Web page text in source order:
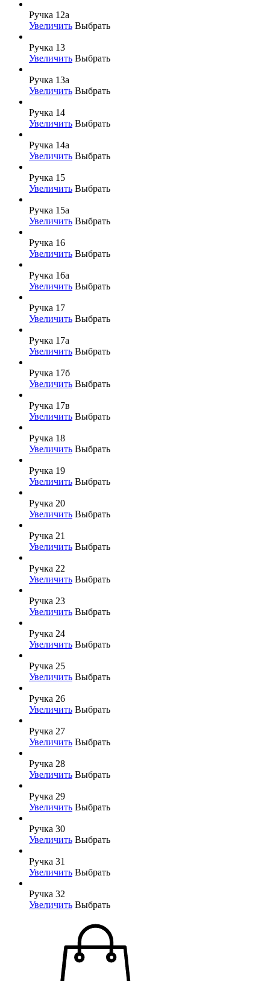
Ручка 12а
Увеличить Выбрать
Ручка 13
Увеличить Выбрать
Ручка 13а
Увеличить Выбрать
Ручка 14
Увеличить Выбрать
Ручка 14а
Увеличить Выбрать
Ручка 15
Увеличить Выбрать
Ручка 15а
Увеличить Выбрать
Ручка 16
Увеличить Выбрать
Ручка 16а
Увеличить Выбрать
Ручка 17
Увеличить Выбрать
Ручка 17а
Увеличить Выбрать
Ручка 17б
Увеличить Выбрать
Ручка 17в
Увеличить Выбрать
Ручка 18
Увеличить Выбрать
Ручка 19
Увеличить Выбрать
Ручка 20
Увеличить Выбрать
Ручка 21
Увеличить Выбрать
Ручка 22
Увеличить Выбрать
Ручка 23
Увеличить Выбрать
Ручка 24
Увеличить Выбрать
Ручка 25
Увеличить Выбрать
Ручка 26
Увеличить Выбрать
Ручка 27
Увеличить Выбрать
Ручка 28
Увеличить Выбрать
Ручка 29
Увеличить Выбрать
Ручка 30
Увеличить Выбрать
Ручка 31
Увеличить Выбрать
Ручка 32
Увеличить Выбрать